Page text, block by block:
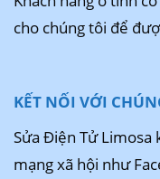
cho chúng tôi để
KẾT NỐI VỚI
Sửa Điện Tử Limosa
mạng xã hội như